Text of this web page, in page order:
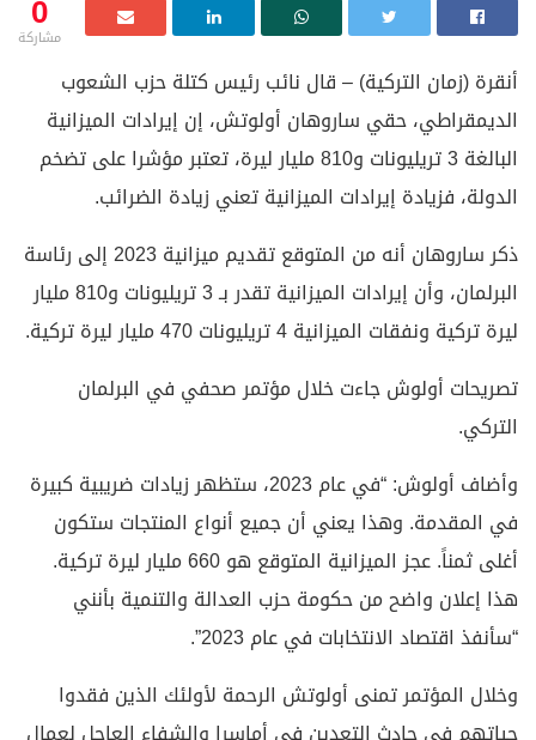
0
مشاركة
أنقرة (زمان التركية) – قال نائب رئيس كتلة حزب الشعوب
الديمقراطي، حقي ساروهان أولوتش، إن إيرادات الميزانية
البالغة 3 تريليونات و810 مليار ليرة، تعتبر مؤشرا على تضخم
الدولة، فزيادة إيرادات الميزانية تعني زيادة الضرائب.
ذكر ساروهان أنه من المتوقع تقديم ميزانية 2023 إلى رئاسة
البرلمان، وأن إيرادات الميزانية تقدر بـ 3 تريليونات و810 مليار
ليرة تركية ونفقات الميزانية 4 تريليونات 470 مليار ليرة تركية.
تصريحات أولوش جاءت خلال مؤتمر صحفي في البرلمان
التركي.
وأضاف أولوش: “في عام 2023، ستظهر زيادات ضريبية كبيرة
في المقدمة. وهذا يعني أن جميع أنواع المنتجات ستكون
أغلى ثمناً. عجز الميزانية المتوقع هو 660 مليار ليرة تركية.
هذا إعلان واضح من حكومة حزب العدالة والتنمية بأنني
“سأنفذ اقتصاد الانتخابات في عام 2023”.
وخلال المؤتمر تمنى أولوتش الرحمة لأولئك الذين فقدوا